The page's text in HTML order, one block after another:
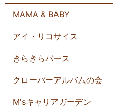
MAMA & BABY
アイ・リコサイス
きらきらバース
クローバーアルバムの会
M'sキャリアガーデン